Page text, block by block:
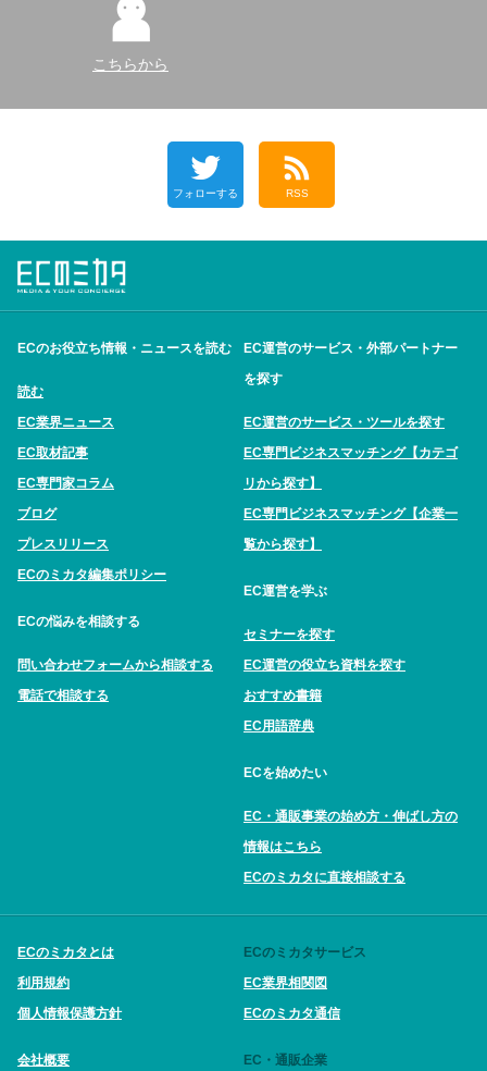
こちらから
フォローする RSS
ECのお役立ち情報・ニュースを読む
読む
EC業界ニュース
EC取材記事
EC専門家コラム
ブログ
プレスリリース
ECのミカタ編集ポリシー
ECの悩みを相談する
問い合わせフォームから相談する
電話で相談する
EC運営のサービス・外部パートナー
を探す
EC運営のサービス・ツールを探す
EC専門ビジネスマッチング【カテゴ
リから探す】
EC専門ビジネスマッチング【企業一
覧から探す】
EC運営を学ぶ
セミナーを探す
EC運営の役立ち資料を探す
おすすめ書籍
EC用語辞典
ECを始めたい
EC・通販事業の始め方・伸ばし方の
情報はこちら
ECのミカタに直接相談する
ECのミカタとは
利用規約
個人情報保護方針
会社概要
ECのミカタサービス
EC業界相関図
ECのミカタ通信
EC・通販企業